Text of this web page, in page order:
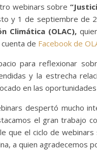
webinars sobre
y 1 de septiembre de
Climática (OLAC),
de Facebook de
para reflexionar
y la estrecha
en las
despertó mucho
el gran trabajo
que el ciclo de
a quien agradecemos